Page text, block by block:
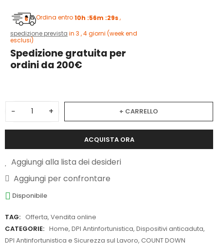
Ordina entro10h :56m :28s,
spedizione prevista in 3 , 4 giorni (week end
esclusi)
Spedizione gratuita per
ordini da 200€
− + + CARRELLO
ACQUISTA ORA
Aggiungi alla lista dei desideri
Aggiungi per confrontare
Disponibile
TAG: Offerta, Vendita online
CATEGORIE: Home, DPI Antinfortunistica, Dispositivi anticaduta,
DPI Antinfortunistica e Sicurezza sul Lavoro, COUNT DOWN